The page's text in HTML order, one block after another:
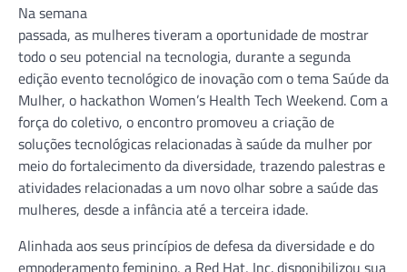
Na semana
passada, as mulheres tiveram a oportunidade de mostrar
todo o seu potencial na tecnologia, durante a segunda
edição evento tecnológico de inovação com o tema Saúde da
Mulher, o hackathon Women’s Health Tech Weekend. Com a
força do coletivo, o encontro promoveu a criação de
soluções tecnológicas relacionadas à saúde da mulher por
meio do fortalecimento da diversidade, trazendo palestras e
atividades relacionadas a um novo olhar sobre a saúde das
mulheres, desde a infância até a terceira idade.
Alinhada aos seus princípios de defesa da diversidade e do
empoderamento feminino, a Red Hat, Inc. disponibilizou sua